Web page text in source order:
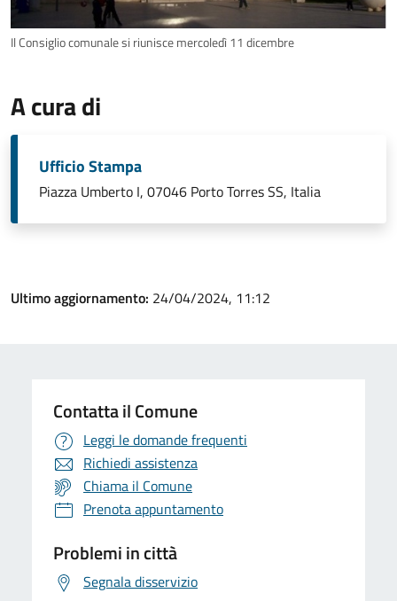
Il Consiglio comunale si riunisce mercoledì 11 dicembre
A cura di
Ufficio Stampa
Piazza Umberto I, 07046 Porto Torres SS, Italia
Ultimo aggiornamento: 24/04/2024, 11:12
Contatta il Comune
Leggi le domande frequenti
Richiedi assistenza
Chiama il Comune
Prenota appuntamento
Problemi in città
Segnala disservizio